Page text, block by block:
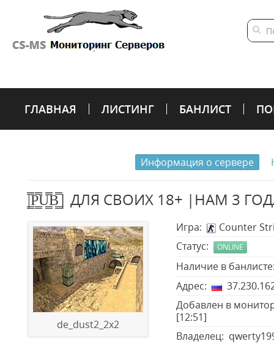
ГЛАВНАЯ ЛИСТИНГ БАНЛИСТ
Информация о сервере
|͇̿P͇̿U͇̿B͇̿| ДЛЯ СВОИХ 18+ |НАМ 3
de_dust2_2x2
Игра:
Counter
Статус: ONLINE
Наличие в
Адрес:
Добавлен в
[12:51]
Владелец: